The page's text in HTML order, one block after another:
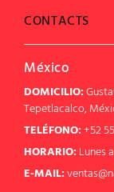
CONTACTS
México
DOMICILIO:
Tepetlacalco,
TELÉFONO:+52
HORARIO: Lunes
E-MAIL: